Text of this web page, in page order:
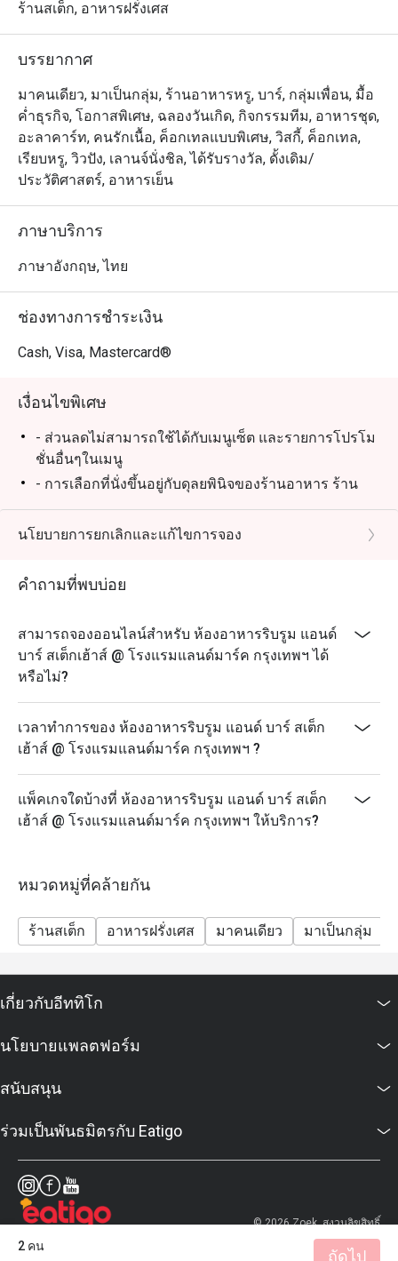
ร้านสเต็ก, อาหารฝรั่งเศส
บรรยากาศ
มาคนเดียว, มาเป็นกลุ่ม, ร้านอาหารหรู, บาร์, กลุ่มเพื่อน, มื้อ
ค่ำธุรกิจ, โอกาสพิเศษ, ฉลองวันเกิด, กิจกรรมทีม, อาหารชุด,
อะลาคาร์ท, คนรักเนื้อ, ค็อกเทลแบบพิเศษ, วิสกี้, ค็อกเทล,
เรียบหรู, วิวปัง, เลานจ์นั่งชิล, ได้รับรางวัล, ดั้งเดิม/
ประวัติศาสตร์, อาหารเย็น
ภาษาบริการ
ภาษาอังกฤษ, ไทย
ช่องทางการชำระเงิน
Cash, Visa, Mastercard®
เงื่อนไขพิเศษ
- ส่วนลดไม่สามารถใช้ได้กับเมนูเซ็ต และรายการโปรโม
ชั่นอื่นๆในเมนู
- การเลือกที่นั่งขึ้นอยู่กับดุลยพินิจของร้านอาหาร ร้าน
อาหารอาจขอให้คุณรอในช่วงชั่วโมงเร่งด่วน
นโยบายการยกเลิกและแก้ไขการจอง
คำถามที่พบบ่อย
สามารถจองออนไลน์สำหรับ ห้องอาหารริบรูม แอนด์
บาร์ สเต็กเฮ้าส์ @ โรงแรมแลนด์มาร์ค กรุงเทพฯ ได้
หรือไม่?
เวลาทำการของ ห้องอาหารริบรูม แอนด์ บาร์ สเต็ก
เฮ้าส์ @ โรงแรมแลนด์มาร์ค กรุงเทพฯ ?
แพ็คเกจใดบ้างที่ ห้องอาหารริบรูม แอนด์ บาร์ สเต็ก
เฮ้าส์ @ โรงแรมแลนด์มาร์ค กรุงเทพฯ ให้บริการ?
หมวดหมู่ที่คล้ายกัน
ร้านสเต็ก อาหารฝรั่งเศส มาคนเดียว มาเป็นกลุ่ม
2 คน
ถัดไป
เกี่ยวกับอีททิโก
นโยบายแพลตฟอร์ม
สนับสนุน
ร่วมเป็นพันธมิตรกับ Eatigo
© 2026 Zoek. สงวนลิขสิทธิ์